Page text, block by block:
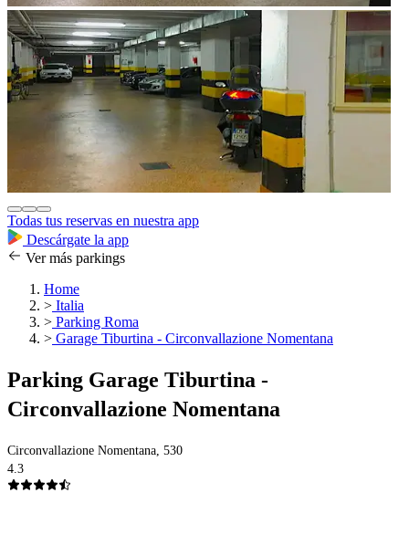
Todas tus reservas en nuestra app
Descárgate la app
Ver más parkings
Home
> Italia
> Parking Roma
> Garage Tiburtina - Circonvallazione Nomentana
Parking Garage Tiburtina -
Circonvallazione Nomentana
Circonvallazione Nomentana, 530
4.3